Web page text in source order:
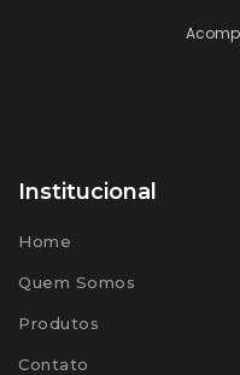
Institucional
Home
Quem Somos
Produtos
Contato